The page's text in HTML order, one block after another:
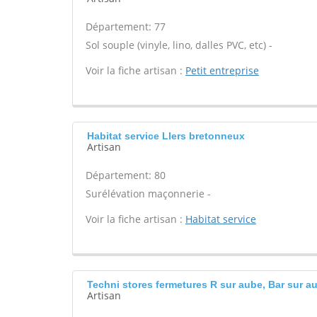
Département: 77
Sol souple (vinyle, lino, dalles PVC, etc) -
Voir la fiche artisan : Petit entreprise
Habitat service Llers bretonneux
Artisan
Département: 80
Surélévation maçonnerie -
Voir la fiche artisan : Habitat service
Techni stores fermetures R sur aube, Bar sur
Artisan